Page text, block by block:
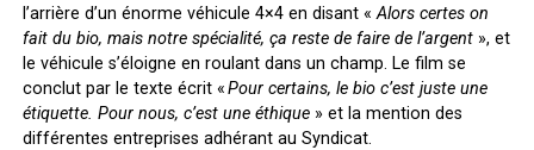
l’arrière d’un énorme véhicule 4×4 en disant « Alors certes on
fait du bio, mais notre spécialité, ça reste de faire de l’argent», et
le véhicule s’éloigne en roulant dans un champ. Le film se
conclut par le texte écrit «Pour certains, le bio c’est juste une
étiquette. Pour nous, c’est une éthique» et la mention des
différentes entreprises adhérant au Syndicat.